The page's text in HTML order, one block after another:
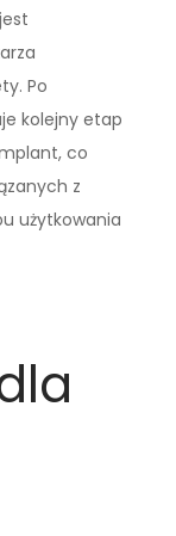
Po
kolejny etap
co
z
użytkowania